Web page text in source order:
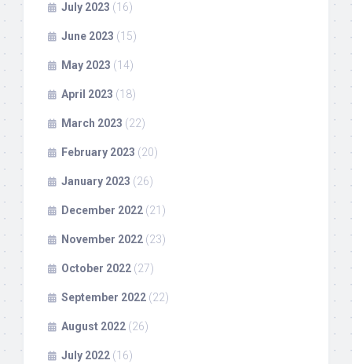
July 2023 (16)
June 2023 (15)
May 2023 (14)
April 2023 (18)
March 2023 (22)
February 2023 (20)
January 2023 (26)
December 2022 (21)
November 2022 (23)
October 2022 (27)
September 2022 (22)
August 2022 (26)
July 2022 (16)